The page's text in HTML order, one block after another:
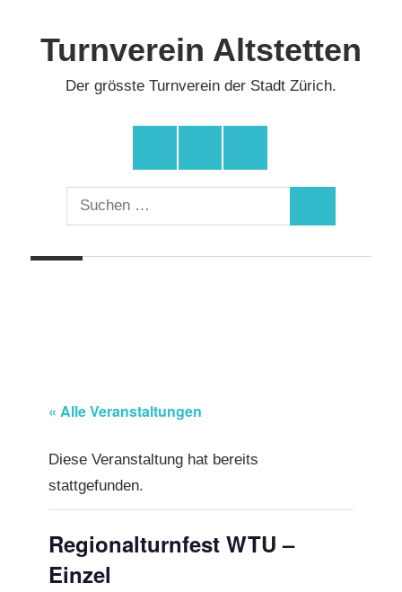
Inhalt
springen
Turnverein Altstetten
Der grösste Turnverein der Stadt Zürich.
Suchen
nach:
« Alle Veranstaltungen
Diese Veranstaltung hat bereits
stattgefunden.
Regionalturnfest WTU –
Einzel